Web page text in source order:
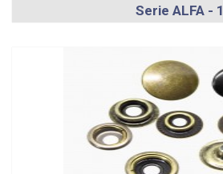
Serie ALFA - 1